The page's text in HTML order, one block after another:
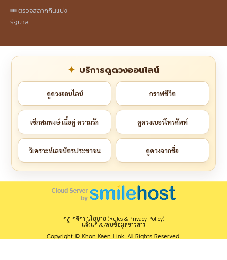
🎟️ ตรวจสลากกินแบ่ง
รัฐบาล
บริการดูดวงออนไลน์
ดูดวงออนไลน์ กราฟชีวิต
เช็กสมพงษ์ เนื้อคู่ ความรัก ดูดวงเบอร์โทรศัพท์
วิเคราะห์เลขบัตรประชาชน ดูดวงจากชื่อ
กฎ กติกา นโยบาย (Rules & Privacy Policy)
แจ้งแก้ไข/ลบข้อมูลข่าวสาร
Copyright © Khon Kaen Link. All Rights Reserved.